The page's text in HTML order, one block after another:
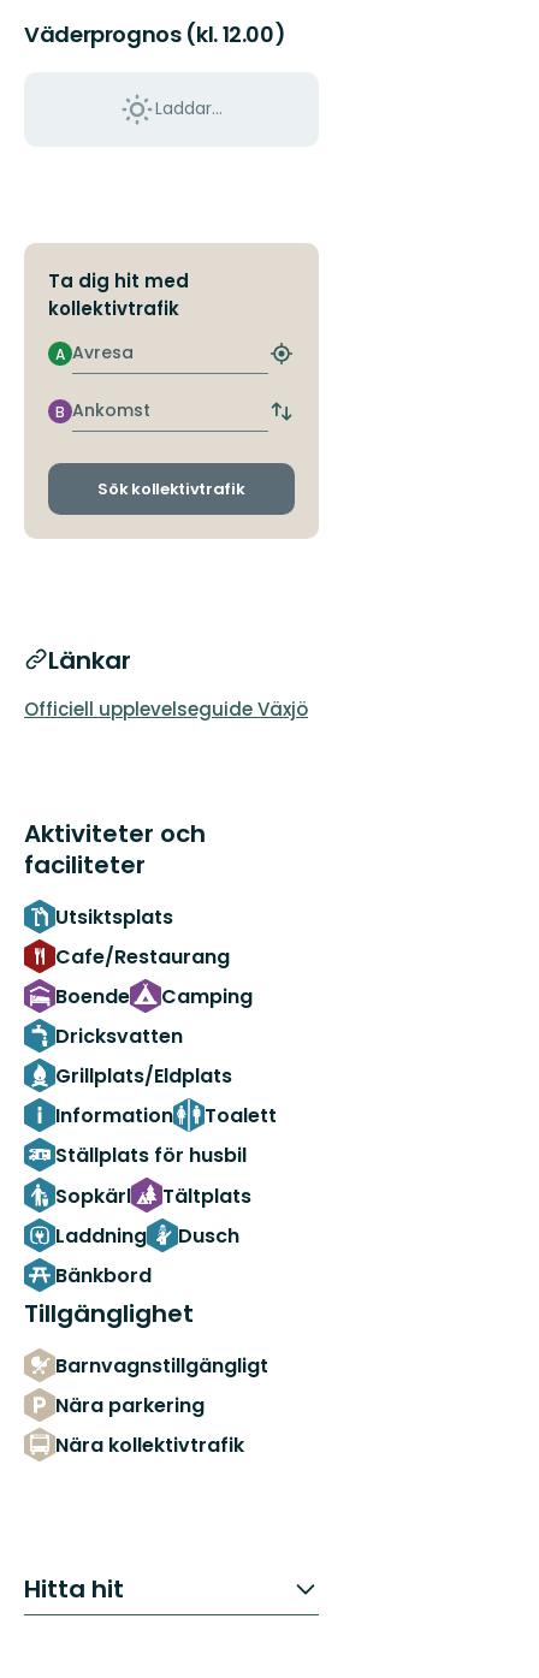
Väderprognos (kl. 12.00)
Laddar...
Ta dig hit med
kollektivtrafik
Avresa
A
Hitta
hållplats
Ankomst
B
Byt
och
Sök kollektivtrafik
Länkar
Officiell upplevelseguide Växjö
Aktiviteter och
faciliteter
Utsiktsplats
Cafe/Restaurang
Boende
Camping
Dricksvatten
Grillplats/Eldplats
Information
Toalett
Ställplats för husbil
Sopkärl
Tältplats
Laddning
Dusch
Bänkbord
Tillgänglighet
Barnvagnstillgängligt
Nära parkering
Nära kollektivtrafik
Hitta hit